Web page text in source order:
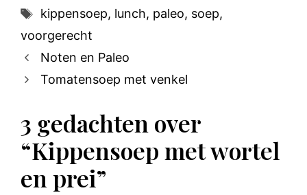
Tags
kippensoep, lunch, paleo, soep,
voorgerecht
Noten en Paleo
Tomatensoep met venkel
3 gedachten over
“Kippensoep met wortel
en prei”